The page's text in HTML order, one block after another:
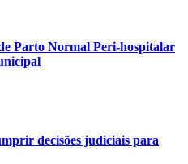
Parto Normal Peri-hospitalar
decisões judiciais para